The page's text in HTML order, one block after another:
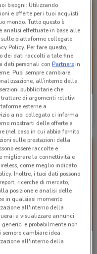
-5 GIORNI
Spazio Conad
mercoledì 25.2 km
NUOVO
Crai
bisogni: Utilizzando
e offerte per i tuoi acquisti
mondo. Tutto questo è
analisi effettuate in base alle
piattaforme collegate,
Policy. Per fare questo,
dei dati raccolti a tale fine.
dati personali conPartnersin
Puoi sempre cambiare
all’interno della
pubblicitarie che
di argomenti relativi
esterne a
a noi collegato ci informa
mostrarti delle offerte a
(nel caso in cui abbia fornito
sulle prestazioni della
essere raccolte e
migliorare la connettività e
come meglio indicato
Inoltre, i tuoi dati possono
ricerche di mercato,
posizione e analisi delle
in qualsiasi momento
all'interno della
a visualizzare annunci
e probabilmente non
cambiare idea
all'interno della